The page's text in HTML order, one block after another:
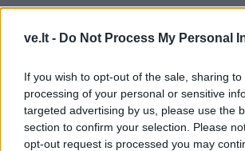
ve.lt - Do Not Process My Personal
If you wish to opt-out of the sale, sharing
processing of your personal or sensitive
targeted advertising by us, please use the
section to confirm your selection. Please
opt-out request is processed you may